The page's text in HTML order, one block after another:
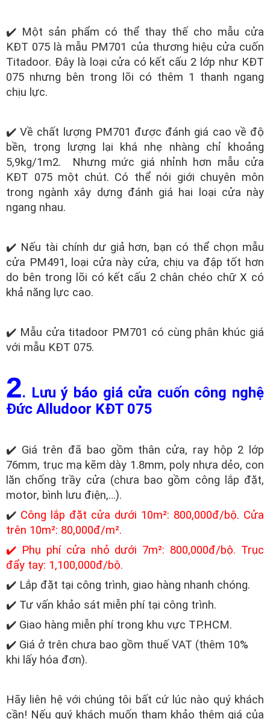
✔️ Một sản phẩm có thể thay thế cho mẫu cửa
KĐT 075 là mẫu PM701 của thương hiệu cửa cuốn
Titadoor. Đây là loại cửa có kết cấu 2 lớp như KĐT
075 nhưng bên trong lõi có thêm 1 thanh ngang
chịu lực.
✔️ Về chất lượng PM701 được đánh giá cao về độ
bền, trọng lượng lại khá nhẹ nhàng chỉ khoảng
5,9kg/1m2. Nhưng mức giá nhỉnh hơn mẫu cửa
KĐT 075 một chút. Có thể nói giới chuyên môn
trong ngành xây dựng đánh giá hai loại cửa này
ngang nhau.
✔️ Nếu tài chính dư giả hơn, bạn có thể chọn mẫu
cửa PM491, loại cửa này cửa, chịu va đập tốt hơn
do bên trong lõi có kết cấu 2 chân chéo chữ X có
khả năng lực cao.
✔️ Mẫu cửa titadoor PM701 có cùng phân khúc giá
với mẫu KĐT 075.
2. Lưu ý báo giá cửa cuốn công nghệ
Đức Alludoor KĐT 075
✔️ Giá trên đã bao gồm thân cửa, ray hộp 2 lớp
76mm, trục mạ kẽm dày 1.8mm, poly nhựa dẻo, con
lăn chống trầy cửa (chưa bao gồm công lắp đặt,
motor, bình lưu điện,…).
✔️ Công lắp đặt cửa dưới 10m²: 800,000đ/bộ. Cửa
trên 10m²: 80,000đ/m².
✔️ Phụ phí cửa nhỏ dưới 7m²: 800,000đ/bộ. Trục
đẩy tay: 1,100,000đ/bộ.
✔️ Lắp đặt tại công trình, giao hàng nhanh chóng.
✔️ Tư vấn khảo sát miễn phí tại công trình.
✔️ Giao hàng miễn phí trong khu vực TP.HCM.
✔️ Giá ở trên chưa bao gồm thuế VAT (thêm 10%
khi lấy hóa đơn).
Hãy liên hệ với chúng tôi bất cứ lúc nào quý khách
cần! Nếu quý khách muốn tham khảo thêm giá của